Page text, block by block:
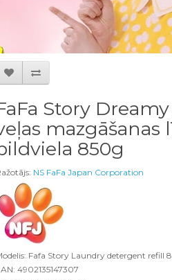
Story
mazgāšanas
850g
NS FaFa Japan Corporation
Fafa Story Laundry detergent refill
4902135147307